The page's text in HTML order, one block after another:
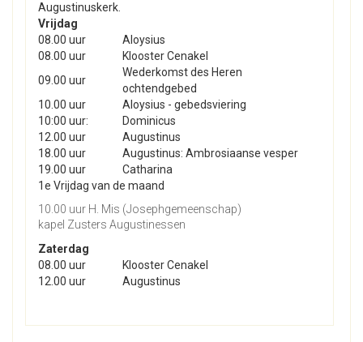
Augustinuskerk.
Vrijdag
08.00 uur
Aloysius
08.00 uur
Klooster Cenakel
09.00 uur
Wederkomst des Heren
ochtendgebed
10.00 uur
Aloysius - gebedsviering
10:00 uur:
Dominicus
12.00 uur
Augustinus
18.00 uur
Augustinus: Ambrosiaanse vesper
19.00 uur
Catharina
1e Vrijdag van de maand
10.00 uur H. Mis (Josephgemeenschap)
kapel Zusters Augustinessen
Zaterdag
08.00 uur
Klooster Cenakel
12.00 uur
Augustinus